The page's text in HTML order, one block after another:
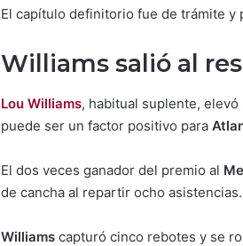
El capítulo definitorio fue de trámite y
Williams salió al
Lou Williams, habitual suplente,
puede ser un factor positivo para
El dos veces ganador del premio al
de cancha al repartir ocho asistencias.
Williams capturó cinco rebotes y se